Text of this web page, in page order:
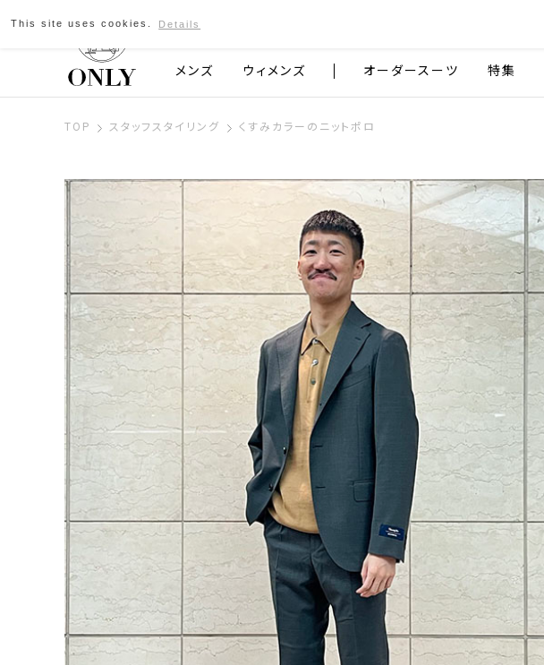
京都発のスーツブランド ONLY
メンズ ウィメンズ オーダースーツ 特集
TOP スタッフスタイリング くすみカラーのニットポロ
This site uses cookies. Details